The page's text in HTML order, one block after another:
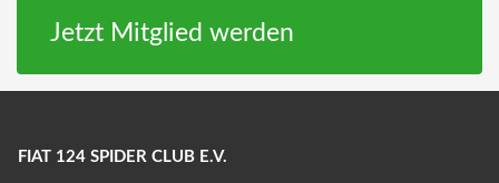
Jetzt Mitglied werden
FIAT 124 SPIDER CLUB E.V.